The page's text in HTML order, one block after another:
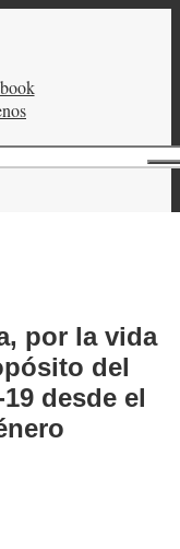
por la vida
del
desde el